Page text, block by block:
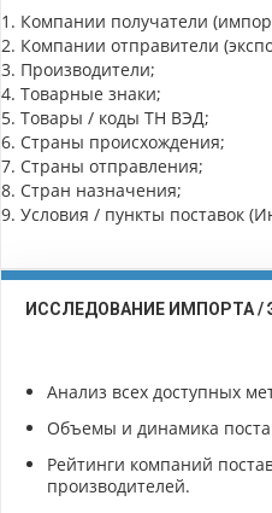
1. Компании получатели
2. Компании отправители
3. Производители;
4. Товарные знаки;
5. Товары / коды ТН ВЭД;
6. Страны происхождения;
7. Страны отправления;
8. Стран назначения;
9. Условия / пункты поставок
ИССЛЕДОВАНИЕ ИМПОРТА /
Анализ всех доступных
Объемы и динамика
Рейтинги компаний
производителей.